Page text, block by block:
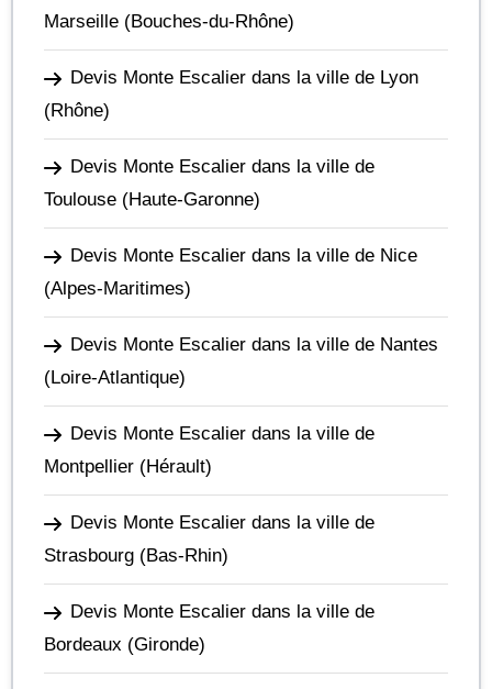
Marseille (Bouches-du-Rhône)
Devis Monte Escalier dans la ville de Lyon
(Rhône)
Devis Monte Escalier dans la ville de
Toulouse (Haute-Garonne)
Devis Monte Escalier dans la ville de Nice
(Alpes-Maritimes)
Devis Monte Escalier dans la ville de Nantes
(Loire-Atlantique)
Devis Monte Escalier dans la ville de
Montpellier (Hérault)
Devis Monte Escalier dans la ville de
Strasbourg (Bas-Rhin)
Devis Monte Escalier dans la ville de
Bordeaux (Gironde)